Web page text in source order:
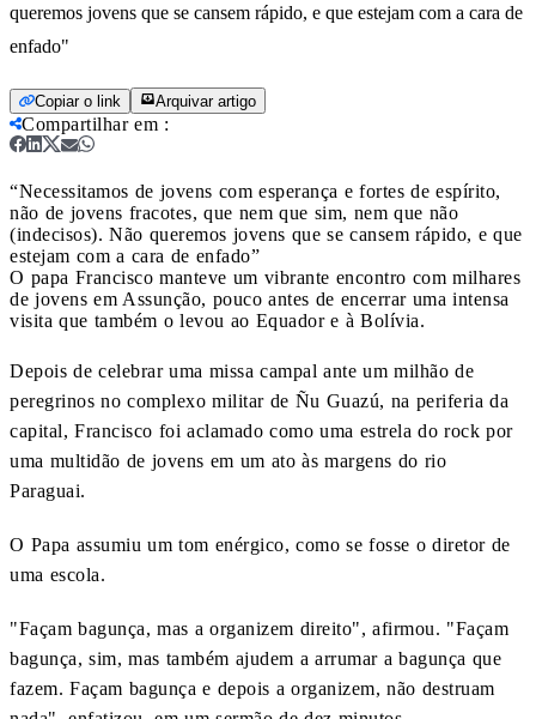
queremos jovens que se cansem rápido, e que estejam com a cara de
enfado"
Copiar o link Arquivar artigo
Compartilhar em :
“Necessitamos de jovens com esperança e fortes de espírito,
não de jovens fracotes, que nem que sim, nem que não
(indecisos). Não queremos jovens que se cansem rápido, e que
estejam com a cara de enfado”
O papa Francisco manteve um vibrante encontro com milhares
de jovens em Assunção, pouco antes de encerrar uma intensa
visita que também o levou ao Equador e à Bolívia.
Depois de celebrar uma missa campal ante um milhão de
peregrinos no complexo militar de Ñu Guazú, na periferia da
capital, Francisco foi aclamado como uma estrela do rock por
uma multidão de jovens em um ato às margens do rio
Paraguai.
O Papa assumiu um tom enérgico, como se fosse o diretor de
uma escola.
"Façam bagunça, mas a organizem direito", afirmou. "Façam
bagunça, sim, mas também ajudem a arrumar a bagunça que
fazem. Façam bagunça e depois a organizem, não destruam